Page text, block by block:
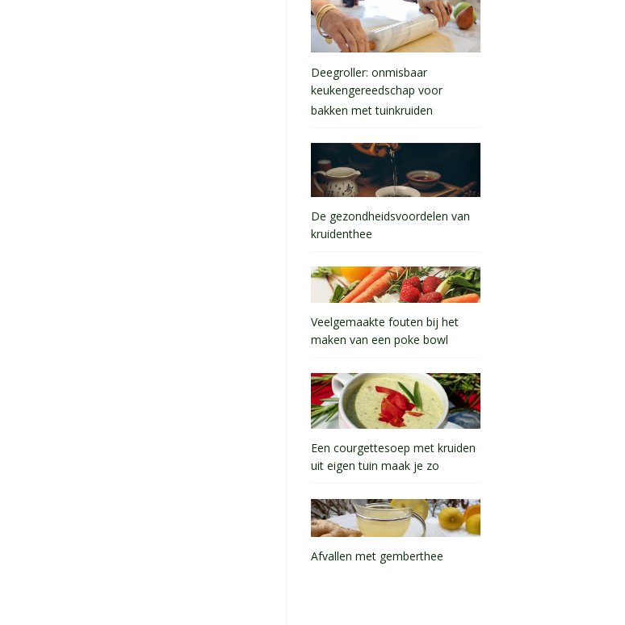
Deegroller: onmisbaar
keukengereedschap voor
bakken met tuinkruiden
De gezondheidsvoordelen van
kruidenthee
Veelgemaakte fouten bij het
maken van een poke bowl
Een courgettesoep met kruiden
uit eigen tuin maak je zo
Afvallen met gemberthee